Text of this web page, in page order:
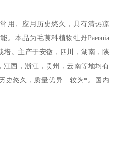
用。应用历史悠久，具有清热凉
。本品为毛茛科植物牡丹Paeonia
培。主产于安徽，四川，湖南，陕
江西，浙江，贵州，云南等地均有
史悠久，质量优异，较为*。国内